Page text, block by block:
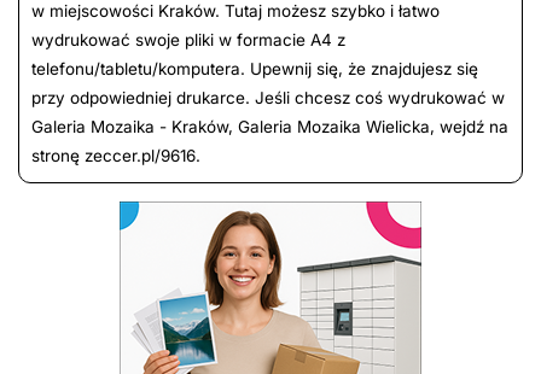
w miejscowości Kraków. Tutaj możesz szybko i łatwo
wydrukować swoje pliki w formacie A4 z
telefonu/tabletu/komputera. Upewnij się, że znajdujesz się
przy odpowiedniej drukarce. Jeśli chcesz coś wydrukować w
Galeria Mozaika - Kraków, Galeria Mozaika Wielicka, wejdź na
stronę zeccer.pl/9616.